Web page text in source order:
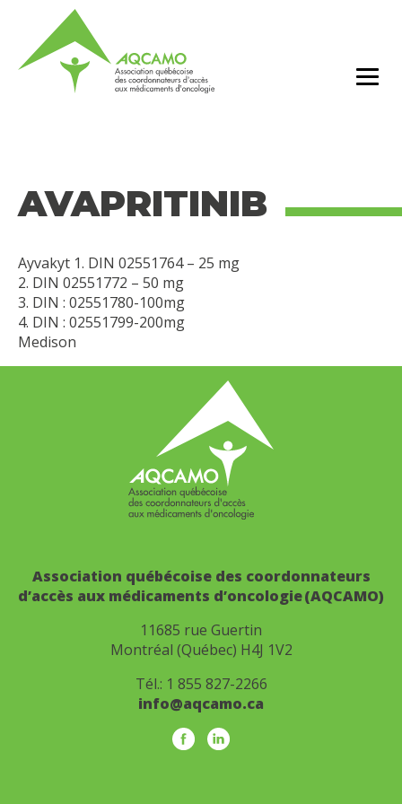
AVAPRITINIB
Ayvakyt 1. DIN 02551764 – 25 mg
2. DIN 02551772 – 50 mg
3. DIN : 02551780-100mg
4. DIN : 02551799-200mg
Medison
Association québécoise des coordonnateurs
d’accès aux médicaments d’oncologie (AQCAMO)
11685 rue Guertin
Montréal (Québec) H4J 1V2
Tél.: 1 855 827-2266
info@aqcamo.ca